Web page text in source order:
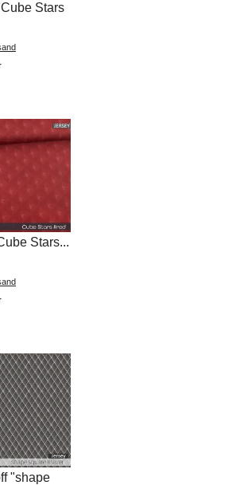
Stars
Stars...
"shape